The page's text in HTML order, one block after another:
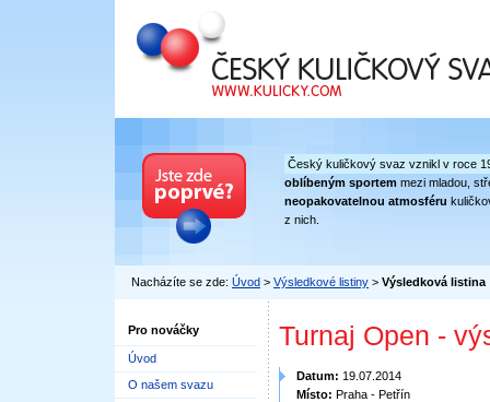
Český kuličkový svaz
Český kuličkový svaz vznikl v roce
oblíbeným sportem mezi mladou,
neopakovatelnou atmosféru
z nich.
Nacházíte se zde: Úvod > Výsledkové listiny > Výsledková listina
Pro nováčky
Úvod
O našem svazu
Turnaj Open -
Datum: 19.07.2014
Místo: Praha - Petřín